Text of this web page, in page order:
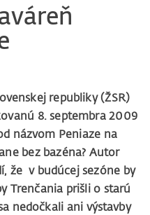
republiky (ŽSR)
8. septembra 2009
názvom Peniaze na
bez bazéna? Autor
že v budúcej sezóne by
Trenčania prišli o starú
nedočkali ani výstavby